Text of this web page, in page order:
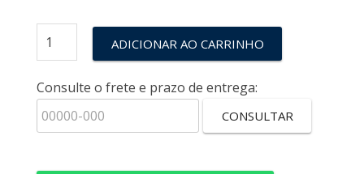
ADICIONAR AO CARRINHO
Consulte o frete e prazo de entrega:
CONSULTAR